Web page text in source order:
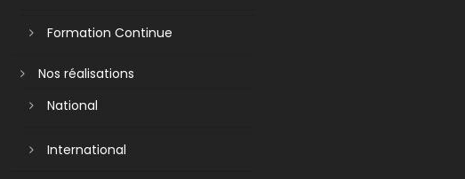
Formation Continue
Nos réalisations
National
International